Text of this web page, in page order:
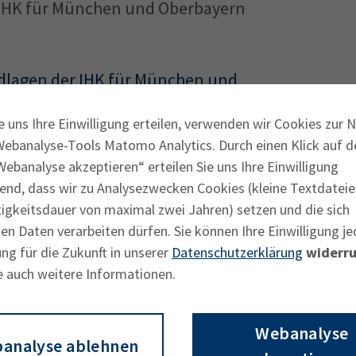
uns Ihre Einwilligung erteilen, verwenden wir Cookies zur
Tools Matomo Analytics. Durch einen Klick auf
akzeptieren“ erteilen Sie uns Ihre Einwilligung
dass wir zu Analysezwecken Cookies (kleine
von maximal zwei Jahren) setzen und die sich
Daten verarbeiten dürfen. Sie können Ihre Einwilligung
für die Zukunft in unserer Datenschutzerklärung
auch weitere Informationen.
ablehnen
Webanalyse
für München und Oberbayern
der IHK für München und
festgeschrieben sind,
die detaillierten
Unterrichtungen zum Download
anderen Personen übernommen
benutzen Sie das